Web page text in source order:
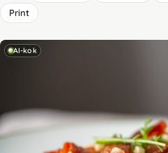
Print
AI-kok